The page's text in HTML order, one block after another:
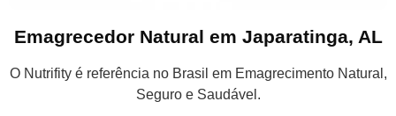
Emagrecedor Natural em Japaratinga, AL
O Nutrifity é referência no Brasil em Emagrecimento Natural,
Seguro e Saudável.